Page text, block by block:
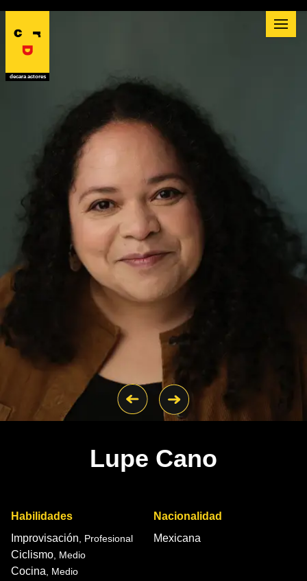
decara actores
Lupe Cano
Habilidades
Improvisación, Profesional
Ciclismo, Medio
Cocina, Medio
Nacionalidad
Mexicana